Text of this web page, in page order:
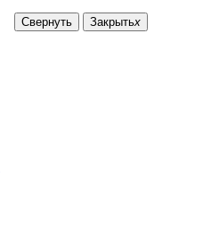
Свернуть Закрытьx